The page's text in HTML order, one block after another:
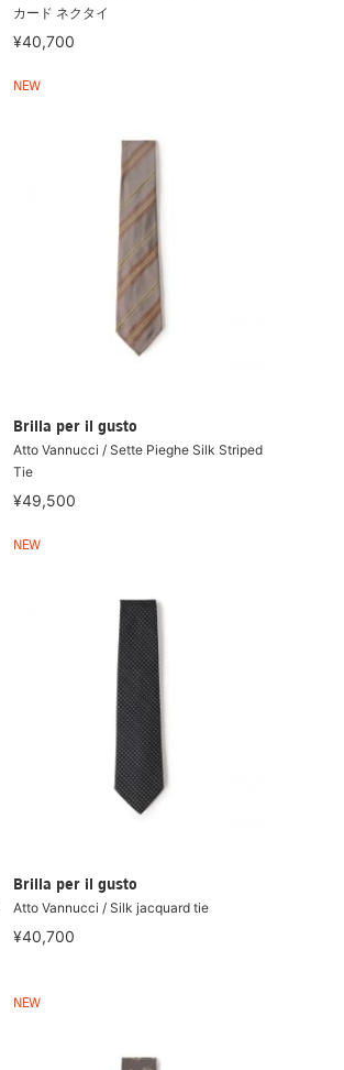
カード ネクタイ
¥40,700
NEW
Brilla per il gusto
Atto Vannucci / Sette Pieghe Silk Striped
Tie
¥49,500
NEW
Brilla per il gusto
Atto Vannucci / Silk jacquard tie
¥40,700
NEW